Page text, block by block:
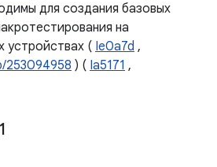
для создания базовых
на
устройствах ( Ie0a7d ,
253094958 ) ( Ia5171 ,